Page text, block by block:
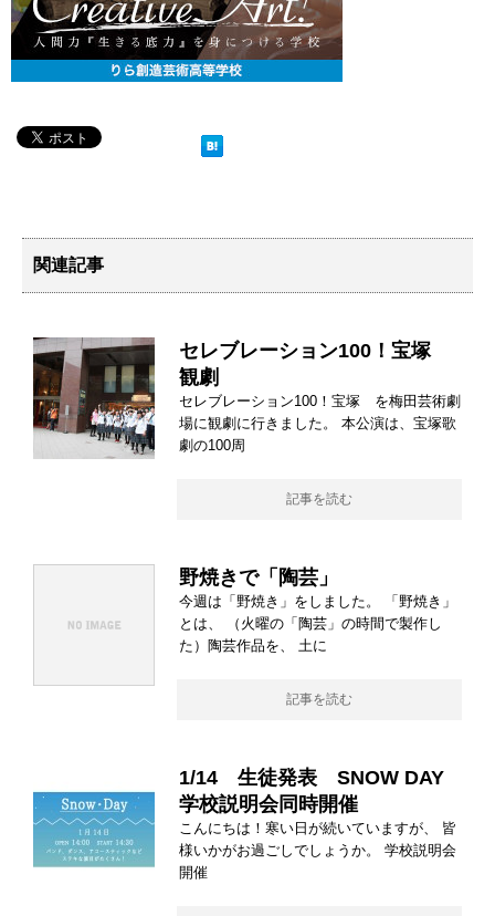
関連記事
セレブレーション100！宝塚
観劇
セレブレーション100！宝塚 を梅田芸術劇
場に観劇に行きました。 本公演は、宝塚歌
劇の100周
記事を読む
野焼きで「陶芸」
今週は「野焼き」をしました。 「野焼き」
とは、 （火曜の「陶芸」の時間で製作し
た）陶芸作品を、 土に
記事を読む
1/14 生徒発表 SNOW DAY
学校説明会同時開催
こんにちは！寒い日が続いていますが、 皆
様いかがお過ごしでしょうか。 学校説明会
開催